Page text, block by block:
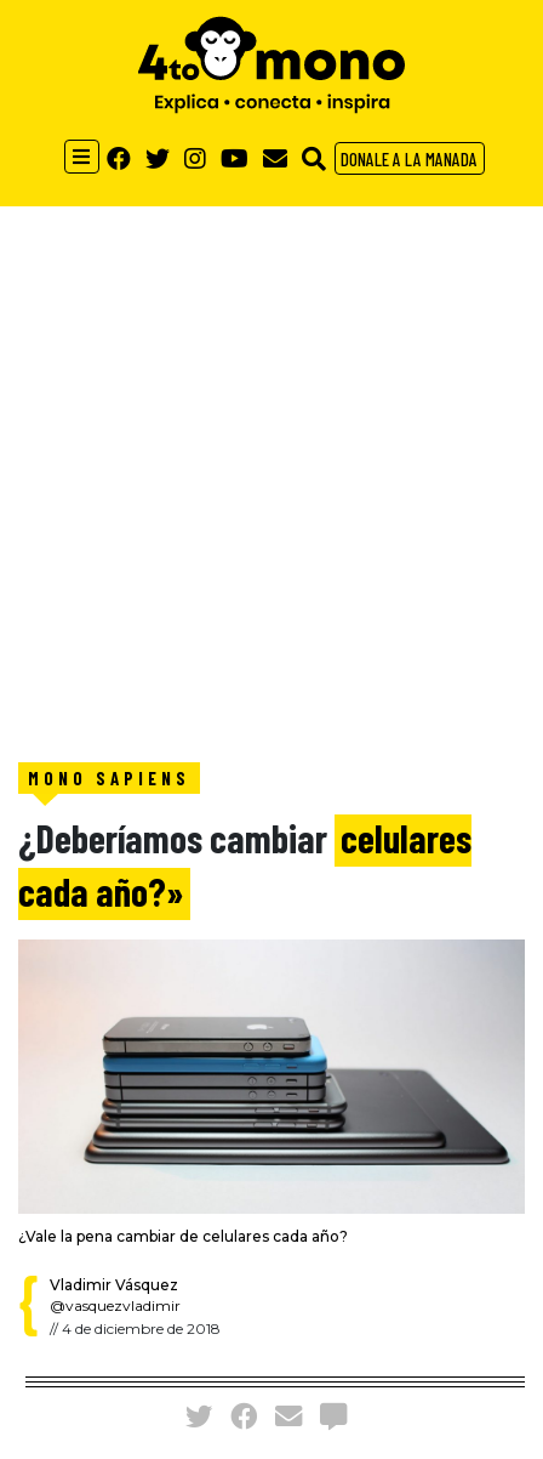
DONALE A LA MANADA
MONO SAPIENS
¿Deberíamos cambiar celulares
cada año?»
¿Vale la pena cambiar de celulares cada año?
Vladimir Vásquez
@vasquezvladimir
//4 de diciembre de 2018